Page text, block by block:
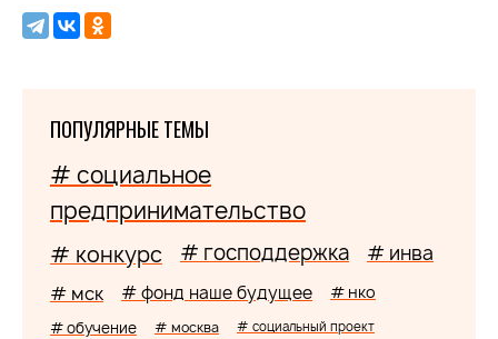
ПОПУЛЯРНЫЕ ТЕМЫ
# социальное
предпринимательство
# конкурс # господдержка # инва
# мск # фонд наше будущее # нко
# обучение # москва # социальный проект